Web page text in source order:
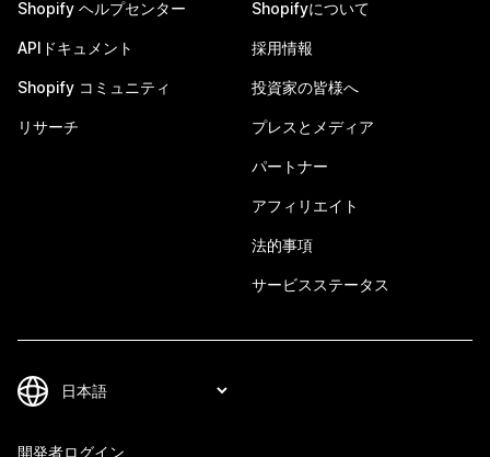
Shopify ヘルプセンター
APIドキュメント
Shopify コミュニティ
リサーチ
Shopifyについて
採用情報
投資家の皆様へ
プレスとメディア
パートナー
アフィリエイト
法的事項
サービスステータス
開発者ログイン